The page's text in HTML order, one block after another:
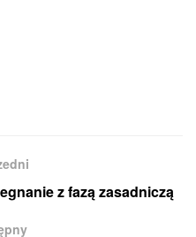
z fazą zasadniczą